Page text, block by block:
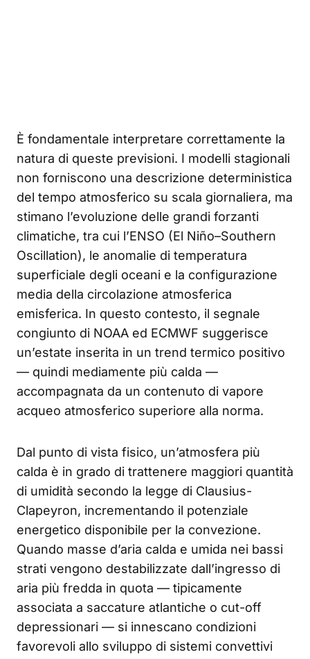
È fondamentale interpretare correttamente la
natura di queste previsioni. I modelli stagionali
non forniscono una descrizione deterministica
del tempo atmosferico su scala giornaliera, ma
stimano l’evoluzione delle grandi forzanti
climatiche, tra cui l’ENSO (El Niño–Southern
Oscillation), le anomalie di temperatura
superficiale degli oceani e la configurazione
media della circolazione atmosferica
emisferica. In questo contesto, il segnale
congiunto di NOAA ed ECMWF suggerisce
un’estate inserita in un trend termico positivo
— quindi mediamente più calda —
accompagnata da un contenuto di vapore
acqueo atmosferico superiore alla norma.
Dal punto di vista fisico, un’atmosfera più
calda è in grado di trattenere maggiori quantità
di umidità secondo la legge di Clausius-
Clapeyron, incrementando il potenziale
energetico disponibile per la convezione.
Quando masse d’aria calda e umida nei bassi
strati vengono destabilizzate dall’ingresso di
aria più fredda in quota — tipicamente
associata a saccature atlantiche o cut-off
depressionari — si innescano condizioni
favorevoli allo sviluppo di sistemi convettivi